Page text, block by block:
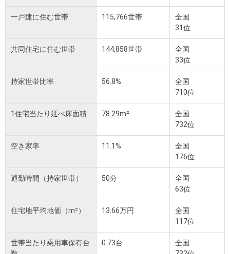
一戸建に住む世帯 115,766世帯
全国
31位
共同住宅に住む世帯 144,858世帯
全国
33位
持家世帯比率 56.8%
全国
710位
1住宅当たり延べ床面積 78.29m²
全国
732位
空き家率 11.1%
全国
176位
通勤時間（持家世帯） 50分
全国
63位
住宅地平均地価（m²） 13.66万円
全国
117位
世帯当たり乗用車保有台
0.73台
全国